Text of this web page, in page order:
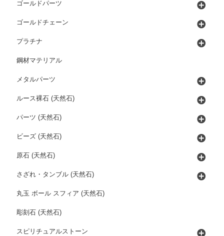
ゴールドパーツ
ゴールドチェーン
プラチナ
鋼材マテリアル
メタルパーツ
ルース裸石 (天然石)
パーツ (天然石)
ビーズ (天然石)
原石 (天然石)
さざれ・タンブル (天然石)
丸玉 ボール スフィア (天然石)
彫刻石 (天然石)
スピリチュアルストーン